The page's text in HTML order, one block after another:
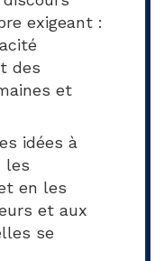
exigeant :
des
et
idées à
les
en les
et aux
se